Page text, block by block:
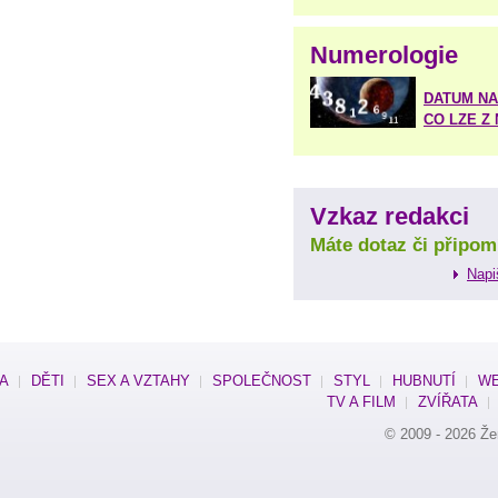
Numerologie
DATUM
CO LZE Z
Vzkaz redakci
Máte dotaz či
DĚTI SEX A VZTAHY SPOLEČNOST STYL HUBNUTÍ
TV A FILM
ZVÍŘATA
© 2009 - 2026